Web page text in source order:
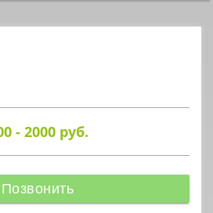
- 2000 руб.
Позвонить